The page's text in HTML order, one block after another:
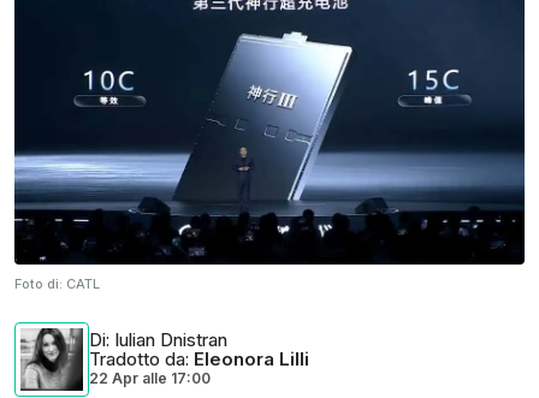
Foto di: CATL
Di: Iulian Dnistran
Tradotto da: Eleonora Lilli
22 Apr alle 17:00